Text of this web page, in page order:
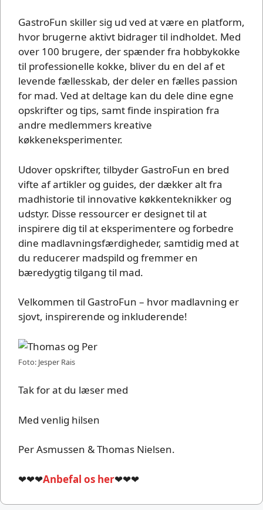
GastroFun skiller sig ud ved at være en platform,
hvor brugerne aktivt bidrager til indholdet. Med
over 100 brugere, der spænder fra hobbykokke
til professionelle kokke, bliver du en del af et
levende fællesskab, der deler en fælles passion
for mad. Ved at deltage kan du dele dine egne
opskrifter og tips, samt finde inspiration fra
andre medlemmers kreative
køkkeneksperimenter.
Udover opskrifter, tilbyder GastroFun en bred
vifte af artikler og guides, der dækker alt fra
madhistorie til innovative køkkenteknikker og
udstyr. Disse ressourcer er designet til at
inspirere dig til at eksperimentere og forbedre
dine madlavningsfærdigheder, samtidig med at
du reducerer madspild og fremmer en
bæredygtig tilgang til mad.
Velkommen til GastroFun – hvor madlavning er
sjovt, inspirerende og inkluderende!
Foto: Jesper Rais
Tak for at du læser med
Med venlig hilsen
Per Asmussen & Thomas Nielsen.
❤❤❤Anbefal os her❤❤❤